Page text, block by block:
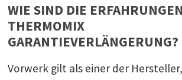
WIE SIND DIE
THERMOMIX
GARANTIEVERLÄNGERUNG?
Vorwerk gilt als einer der